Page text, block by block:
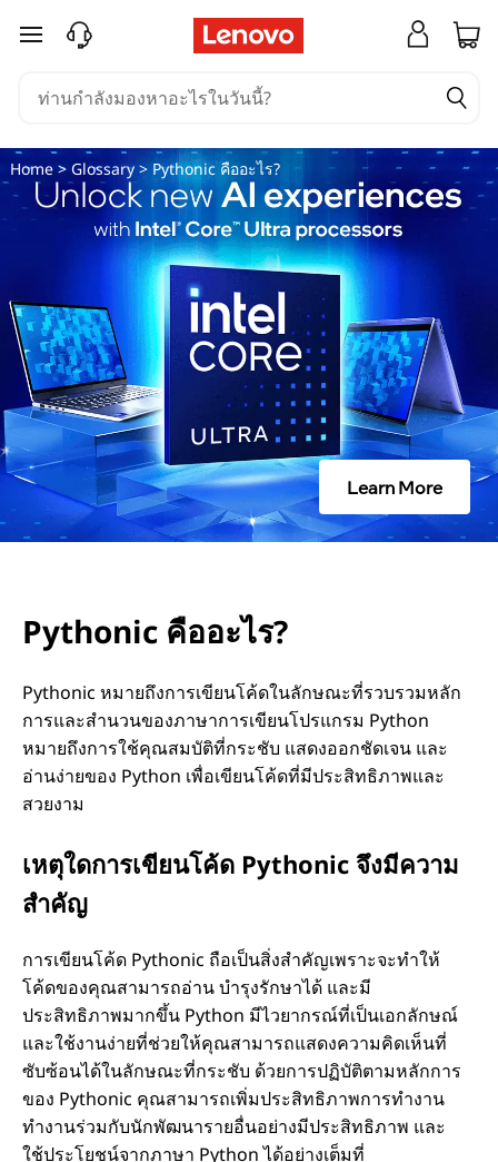
P
h
o
i
คื
อ
อ
ข้ามไปที่เนื้อหาหลัก
Home> Glossary> Pythonic คืออะไร?
Learn More
Pythonic คืออะไร?
Pythonic หมายถึงการเขียนโค้ดในลักษณะที่รวบรวมหลัก
การและสำนวนของภาษาการเขียนโปรแกรม Python
หมายถึงการใช้คุณสมบัติที่กระชับ แสดงออกชัดเจน และ
อ่านง่ายของ Python เพื่อเขียนโค้ดที่มีประสิทธิภาพและ
สวยงาม
เหตุใดการเขียนโค้ด Pythonic จึงมีความ
สำคัญ
การเขียนโค้ด Pythonic ถือเป็นสิ่งสำคัญเพราะจะทำให้
โค้ดของคุณสามารถอ่าน บำรุงรักษาได้ และมี
ประสิทธิภาพมากขึ้น Python มีไวยากรณ์ที่เป็นเอกลักษณ์
และใช้งานง่ายที่ช่วยให้คุณสามารถแสดงความคิดเห็นที่
ซับซ้อนได้ในลักษณะที่กระชับ ด้วยการปฏิบัติตามหลักการ
ของ Pythonic คุณสามารถเพิ่มประสิทธิภาพการทำงาน
ทำงานร่วมกับนักพัฒนารายอื่นอย่างมีประสิทธิภาพ และ
ใช้ประโยชน์จากภาษา Python ได้อย่างเต็มที่